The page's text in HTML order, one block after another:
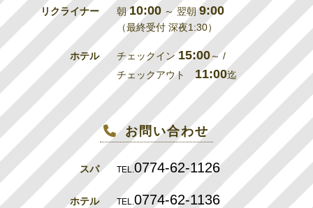
リクライナー 朝10:00 ～ 翌朝9:00
（最終受付 深夜1:30）
ホテル チェックイン 15:00～ /
チェックアウト 11:00迄
お問い合わせ
スパ TEL. 0774-62-1126
ホテル TEL. 0774-62-1136